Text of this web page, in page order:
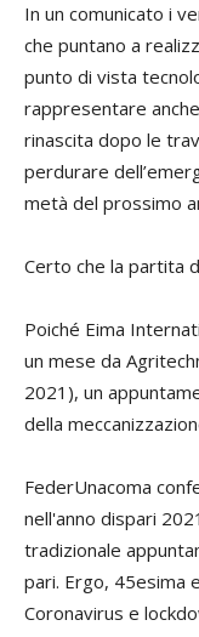
In un comunicato i
che puntano a
punto di vista
rappresentare
rinascita dopo le
perdurare
metà del prossimo
Certo che la partita
Poiché Eima
un mese da
2021), un
della
FederUnacoma
nell'anno dispari
tradizionale
pari. Ergo, 45esima
Coronavirus e